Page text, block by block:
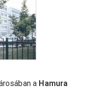
a Hamura